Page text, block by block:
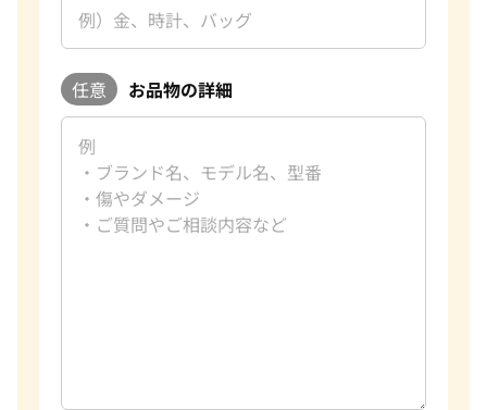
任意 お品物の詳細